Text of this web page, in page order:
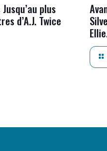
plus
d’A.J. Twice